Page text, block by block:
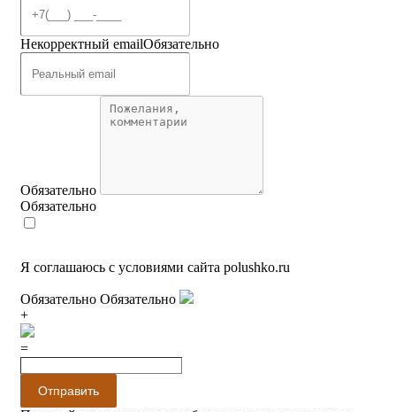
Некорректный emailОбязательно
Обязательно
Обязательно
Я соглашаюсь с условиями сайта polushko.ru
Обязательно Обязательно
+
=
Отправить